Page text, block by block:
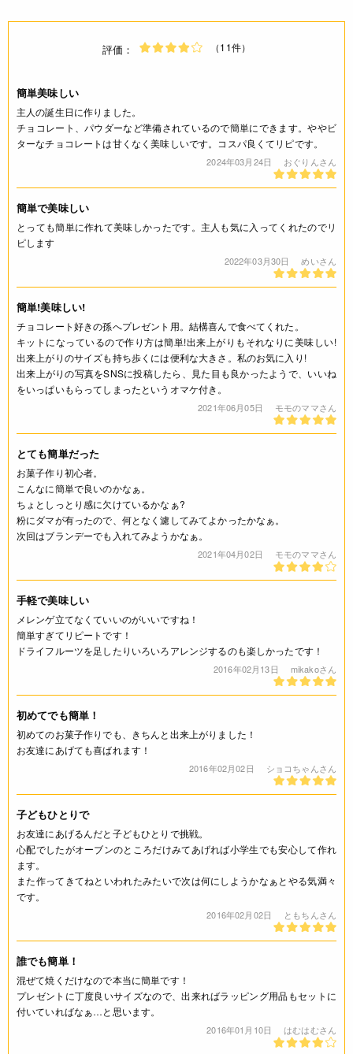
評価： （11件）
簡単美味しい
主人の誕生日に作りました。
チョコレート、パウダーなど準備されているので簡単にできます。ややビ
ターなチョコレートは甘くなく美味しいです。コスパ良くてリピです。
2024年03月24日 おぐりんさん
簡単で美味しい
とっても簡単に作れて美味しかったです。主人も気に入ってくれたのでリ
ピします
2022年03月30日 めいさん
簡単!美味しい!
チョコレート好きの孫へプレゼント用。結構喜んで食べてくれた。
キットになっているので作り方は簡単!出来上がりもそれなりに美味しい!
出来上がりのサイズも持ち歩くには便利な大きさ。私のお気に入り!
出来上がりの写真をSNSに投稿したら、見た目も良かったようで、いいね
をいっぱいもらってしまったというオマケ付き。
2021年06月05日 モモのママさん
とても簡単だった
お菓子作り初心者。
こんなに簡単で良いのかなぁ。
ちょとしっとり感に欠けているかなぁ?
粉にダマが有ったので、何となく濾してみてよかったかなぁ。
次回はブランデーでも入れてみようかなぁ。
2021年04月02日 モモのママさん
手軽で美味しい
メレンゲ立てなくていいのがいいですね！
簡単すぎてリピートです！
ドライフルーツを足したりいろいろアレンジするのも楽しかったです！
2016年02月13日 mikakoさん
初めてでも簡単！
初めてのお菓子作りでも、きちんと出来上がりました！
お友達にあげても喜ばれます！
2016年02月02日 ショコちゃんさん
子どもひとりで
お友達にあげるんだと子どもひとりで挑戦。
心配でしたがオーブンのところだけみてあげれば小学生でも安心して作れ
ます。
また作ってきてねといわれたみたいで次は何にしようかなぁとやる気満々
です。
2016年02月02日 ともちんさん
誰でも簡単！
混ぜて焼くだけなので本当に簡単です！
プレゼントに丁度良いサイズなので、出来ればラッピング用品もセットに
付いていればなぁ…と思います。
2016年01月10日 はむはむさん